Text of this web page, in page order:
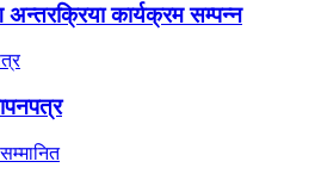
अन्तरक्रिया कार्यक्रम सम्पन्न